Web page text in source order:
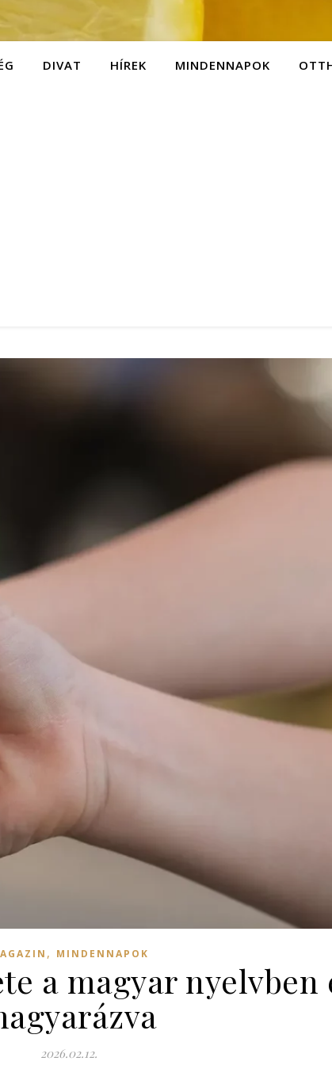
DIVAT HÍREK MINDENNAPOK
, MINDENNAPOK
a magyar nyelvben
2026.02.12.